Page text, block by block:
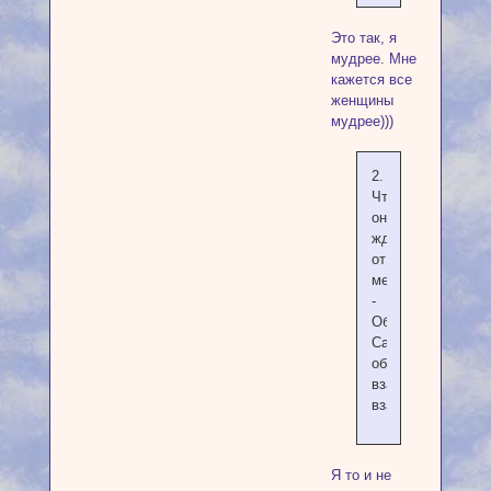
Это так, я
мудрее. Мне
кажется все
женщины
мудрее)))
2.
Что
он
ждет
от
меня?
-
Общение.
Самого
взаимодействия,
взаимности.
Я то и не